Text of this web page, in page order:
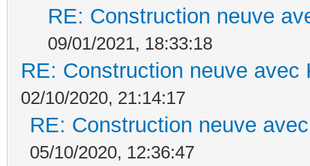
RE: Construction neuve
09/01/2021, 18:33:18
RE: Construction neuve avec
02/10/2020, 21:14:17
RE: Construction neuve
05/10/2020, 12:36:47